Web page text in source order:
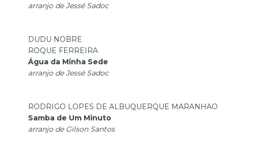
arranjo de Jessé Sadoc
DUDU NOBRE
ROQUE FERREIRA
Água da Minha Sede
arranjo de Jessé Sadoc
RODRIGO LOPES DE ALBUQUERQUE MARANHAO
Samba de Um Minuto
arranjo de Gilson Santos